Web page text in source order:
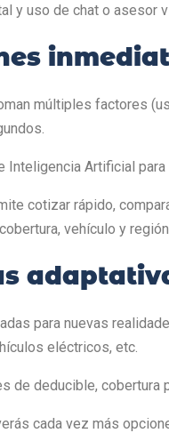
y uso de chat o asesor
múltiples factores
Inteligencia Artificial
cotizar rápido,
vehículo y región.
para nuevas
eléctricos, etc.
de deducible, cobertura
cada vez más